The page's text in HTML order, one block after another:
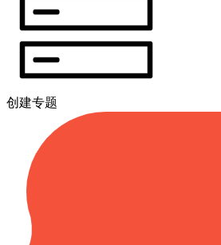
创建专题